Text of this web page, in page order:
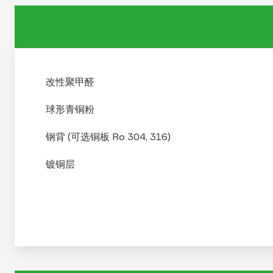
改性聚甲醛
球形青铜粉
钢背 (可选铜板 Ro 304, 316)
镀铜层